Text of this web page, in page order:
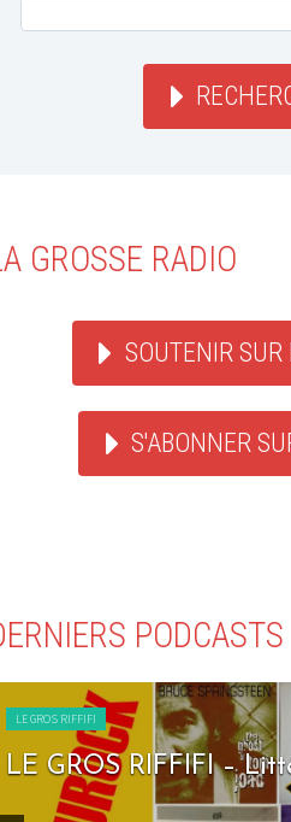
GROSSE RADIO
SOUTENIR SUR
S'ABONNER
PODCASTS
LE GROS RIFFIFI
LE GROS RIFFIFI –